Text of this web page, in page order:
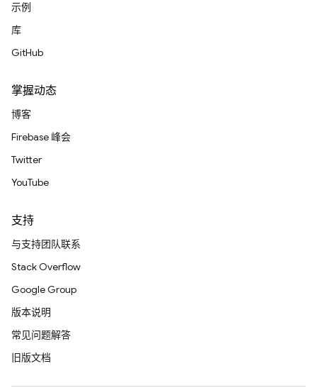
示例
库
GitHub
掌握动态
博客
Firebase 峰会
Twitter
YouTube
支持
与支持团队联系
Stack Overflow
Google Group
版本说明
常见问题解答
旧版文档